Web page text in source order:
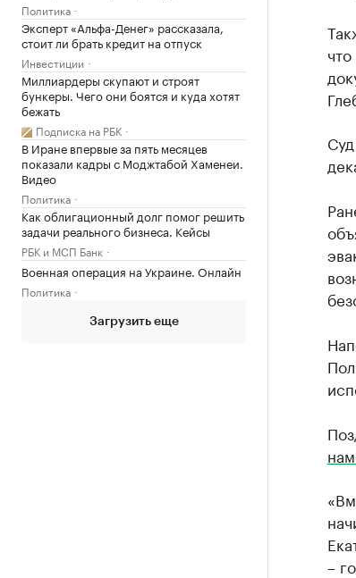
Политика
Эксперт «Альфа-Денег» рассказала,
стоит ли брать кредит на отпуск
Инвестиции
Миллиардеры скупают и строят
бункеры. Чего они боятся и куда хотят
бежать
Подписка на РБК
В Иране впервые за пять месяцев
показали кадры с Моджтабой Хаменеи.
Видео
Политика
Как облигационный долг помог решить
задачи реального бизнеса. Кейсы
РБК и МСП Банк
Военная операция на Украине. Онлайн
Политика
Загрузить еще
–